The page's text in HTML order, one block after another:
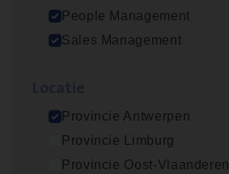
People Management
Sales Management
Provincie Antwerpen
Provincie Limburg
Provincie Oost-Vlaanderen
Insu­ran­ce Bro­ker Trans­port
(Agi­le)ITPro­ject Manager